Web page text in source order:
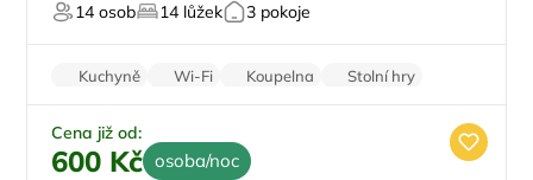
14 osob 14 lůžek 3 pokoje
Kuchyně Wi-Fi Koupelna
Stolní hry
Parkování zdarma
Cena již od:
600 Kč osoba/noc